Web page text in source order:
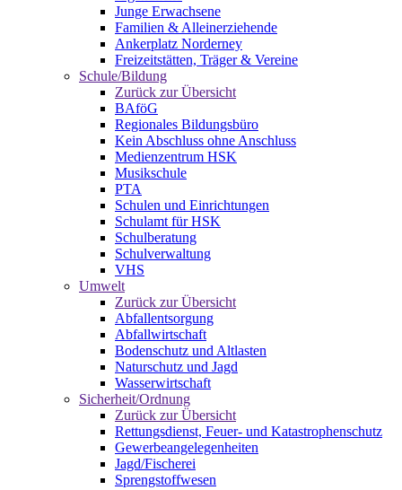
Junge Erwachsene
Familien & Alleinerziehende
Ankerplatz Norderney
Freizeitstätten, Träger & Vereine
Schule/Bildung
Zurück zur Übersicht
BAföG
Regionales Bildungsbüro
Kein Abschluss ohne Anschluss
Medienzentrum HSK
Musikschule
PTA
Schulen und Einrichtungen
Schulamt für HSK
Schulberatung
Schulverwaltung
VHS
Umwelt
Zurück zur Übersicht
Abfallentsorgung
Abfallwirtschaft
Bodenschutz und Altlasten
Naturschutz und Jagd
Wasserwirtschaft
Sicherheit/Ordnung
Zurück zur Übersicht
Rettungsdienst, Feuer- und Katastrophenschutz
Gewerbeangelegenheiten
Jagd/Fischerei
Sprengstoffwesen